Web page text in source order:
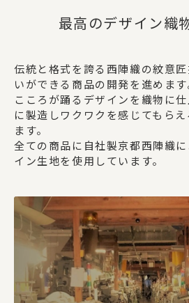
最高のデザイン織
伝統と格式を誇る西陣織の紋意
いができる商品の開発を進めます
こころが踊るデザインを織物に
に製造しワクワクを感じてもら
ます。
全ての商品に自社製京都西陣織
イン生地を使用しています。